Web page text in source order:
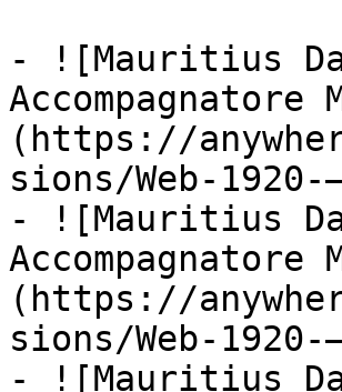
- ![Mauritius Da
Accompagnatore
(https://
sions/Web-1920-
- ![Mauritius Da
Accompagnatore
(https://
sions/Web-1920-
- ![Mauritius Da